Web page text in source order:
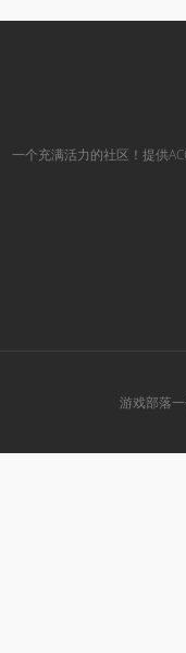
一个充满活力的社区！提供
游戏部落